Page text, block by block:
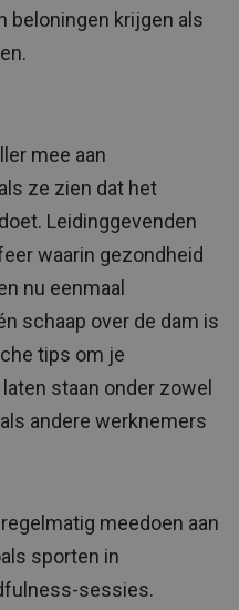
beloningen krijgen als
mee aan
ze zien dat het
Leidinggevenden
waarin gezondheid
nu eenmaal
schaap over de dam is
tips om je
staan onder zowel
andere werknemers
meedoen aan
sporten in
sessies.